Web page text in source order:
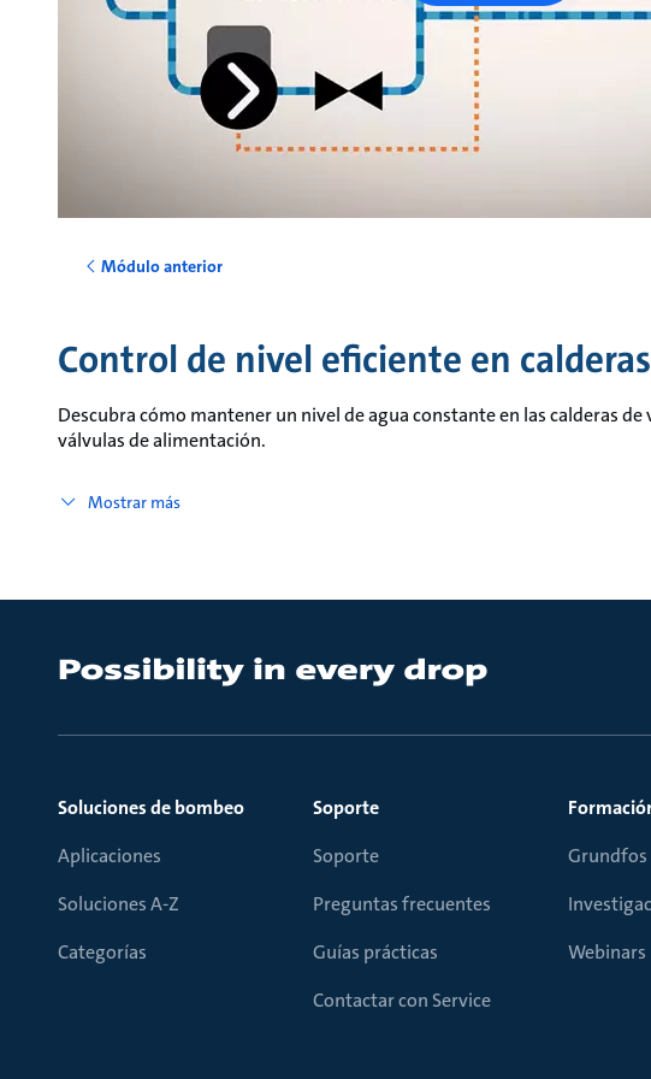
Módulo anterior
Control de nivel eficiente en
Descubra cómo mantener un nivel de agua constante en las calderas de
válvulas de alimentación.
Mostrar más
Soluciones de bombeo
Aplicaciones
Soluciones A-Z
Categorías
Soporte
Soporte
Preguntas frecuentes
Guías prácticas
Contactar con Service
Grundfos
Webinars